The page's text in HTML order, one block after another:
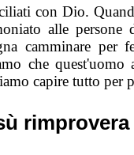
con Dio.
alle
camminare per
che
capire tutto per